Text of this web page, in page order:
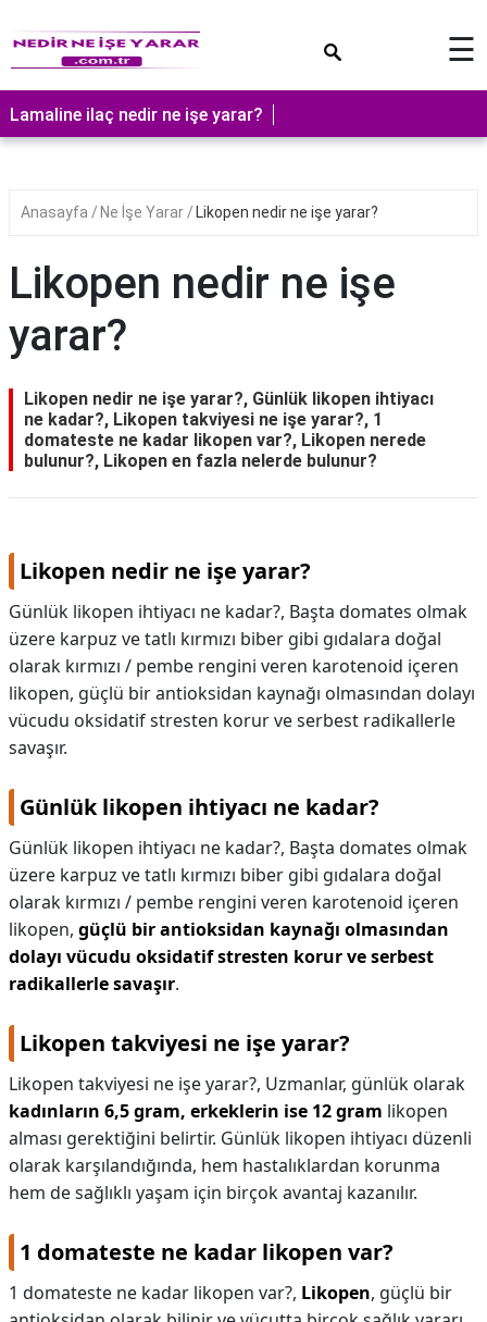
☰
Lamaline ilaç nedir ne işe yarar?
Anasayfa Ne İşe Yarar Likopen nedir ne işe yarar?
Likopen nedir ne işe
yarar?
Likopen nedir ne işe yarar?, Günlük likopen ihtiyacı
ne kadar?, Likopen takviyesi ne işe yarar?, 1
domateste ne kadar likopen var?, Likopen nerede
bulunur?, Likopen en fazla nelerde bulunur?
Likopen nedir ne işe yarar?
Günlük likopen ihtiyacı ne kadar?, Başta domates olmak
üzere karpuz ve tatlı kırmızı biber gibi gıdalara doğal
olarak kırmızı / pembe rengini veren karotenoid içeren
likopen, güçlü bir antioksidan kaynağı olmasından dolayı
vücudu oksidatif stresten korur ve serbest radikallerle
savaşır.
Günlük likopen ihtiyacı ne kadar?
Günlük likopen ihtiyacı ne kadar?, Başta domates olmak
üzere karpuz ve tatlı kırmızı biber gibi gıdalara doğal
olarak kırmızı / pembe rengini veren karotenoid içeren
likopen, güçlü bir antioksidan kaynağı olmasından
dolayı vücudu oksidatif stresten korur ve serbest
radikallerle savaşır.
Likopen takviyesi ne işe yarar?
Likopen takviyesi ne işe yarar?, Uzmanlar, günlük olarak
kadınların 6,5 gram, erkeklerin ise 12 gram likopen
alması gerektiğini belirtir. Günlük likopen ihtiyacı düzenli
olarak karşılandığında, hem hastalıklardan korunma
hem de sağlıklı yaşam için birçok avantaj kazanılır.
1 domateste ne kadar likopen var?
1 domateste ne kadar likopen var?, Likopen, güçlü bir